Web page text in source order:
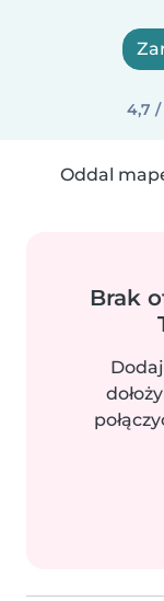
4,7 /
Oddal
Brak